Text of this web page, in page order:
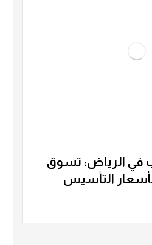
في الرياض: تسوق
التأسيس